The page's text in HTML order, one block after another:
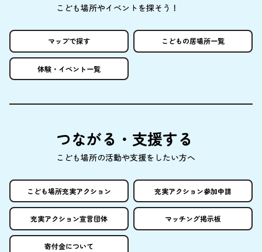
こども場所やイベントを探そう！
マップで探す こどもの居場所一覧
体験 ・イベント一覧
つながる・ 支援する
こども場所の活動や支援をしたい方へ
こども場所充実アクション 充実アクション参加申請
充実アクション宣言団体 マッチング掲示板
寄付金について